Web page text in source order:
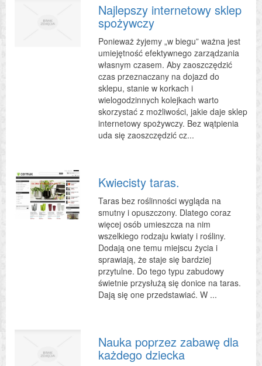
Najlepszy internetowy sklep
spożywczy
Ponieważ żyjemy „w biegu” ważna jest
umiejętność efektywnego zarządzania
własnym czasem. Aby zaoszczędzić
czas przeznaczany na dojazd do
sklepu, stanie w korkach i
wielogodzinnych kolejkach warto
skorzystać z możliwości, jakie daje sklep
internetowy spożywczy. Bez wątpienia
uda się zaoszczędzić cz...
Kwiecisty taras.
Taras bez roślinności wygląda na
smutny i opuszczony. Dlatego coraz
więcej osób umieszcza na nim
wszelkiego rodzaju kwiaty i rośliny.
Dodają one temu miejscu życia i
sprawiają, że staje się bardziej
przytulne. Do tego typu zabudowy
świetnie przysłużą się donice na taras.
Dają się one przedstawiać. W ...
Nauka poprzez zabawę dla
każdego dziecka